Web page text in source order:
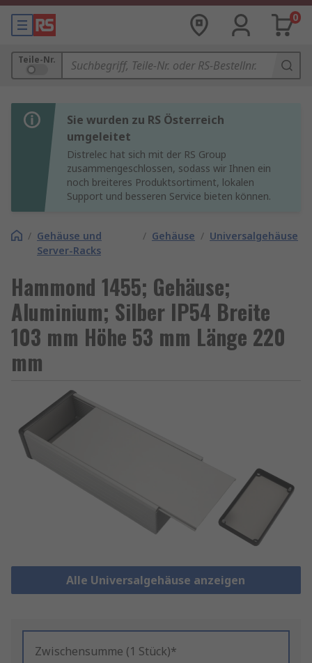
0
Teile-Nr.
Sie wurden zu RS Österreich
umgeleitet
Distrelec hat sich mit der RS Group
zusammengeschlossen, sodass wir Ihnen ein
noch breiteres Produktsortiment, lokalen
Support und besseren Service bieten können.
/ Gehäuse und
Server-Racks
/ Gehäuse / Universalgehäuse
Hammond 1455; Gehäuse;
Aluminium; Silber IP54 Breite
103 mm Höhe 53 mm Länge 220
mm
Alle Universalgehäuse anzeigen
Zwischensumme (1 Stück)*